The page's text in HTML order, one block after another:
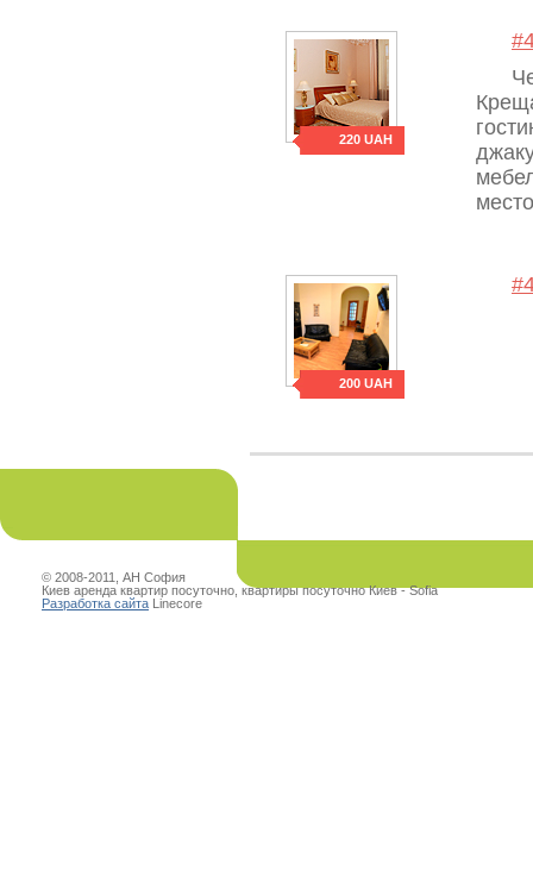
220 UAH
200 UAH
© 2008-2011, АН София
Киев аренда квартир посуточно, квартиры посуточно Киев - Sofia
Разработка сайта Linecore